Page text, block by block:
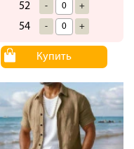
52 - +
54 - +
Купить